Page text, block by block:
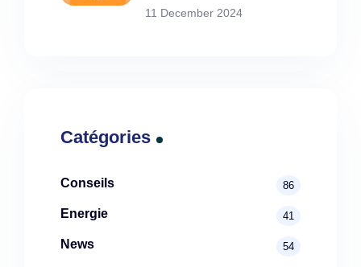
11 December 2024
Catégories
Conseils 86
Energie 41
News 54